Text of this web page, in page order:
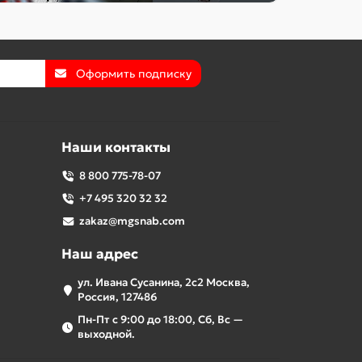
Оформить подписку
Наши контакты
8 800 775-78-07
+7 495 320 32 32
zakaz@mgsnab.com
Наш адрес
ул. Ивана Сусанина, 2с2 Москва,
Россия, 127486
Пн-Пт с 9:00 до 18:00, Сб, Вс —
выходной.